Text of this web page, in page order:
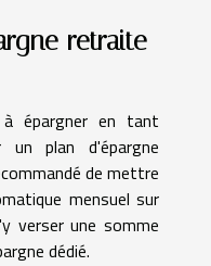
retraite
épargner en tant
un plan d'épargne
de mettre
mensuel sur
verser une somme
dédié.